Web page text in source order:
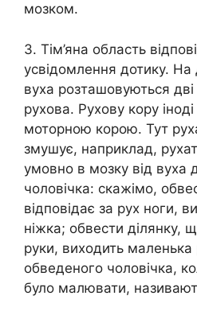
мозком.
3. Тім’яна область
усвідомлення дотику. На
вуха розташовуються дві
рухова. Рухову кору
моторною корою. Тут
змушує, наприклад,
умовно в мозку від вуха
чоловічка: скажімо,
відповідає за рух ноги,
ніжка; обвести ділянку,
руки, виходить маленька
обведеного чоловічка,
було малювати,